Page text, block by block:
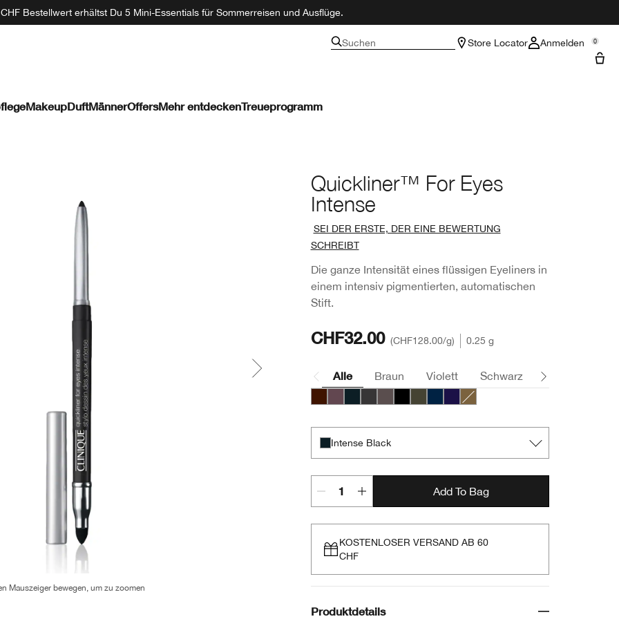
Bestellwert erhältst Du 5 Mini-Essentials für Sommerreisen und Ausflüge.
Suchen Store Locator Anmelden 0
MakeupDuftMännerOffersMehr entdeckenTreueprogramm
Quickliner™ For Eyes
Intense
SEI DER ERSTE, DER EINE BEWERTUNG
SCHREIBT
Die ganze Intensität eines flüssigen Eyeliners in
einem intensiv pigmentierten, automatischen
Stift.
Mauszeiger bewegen, um zu zoomen
CHF32.00 CHF128.00/g 0.25 g
Alle Braun Violett Schwarz Grau
Intense Black
Add To Bag
KOSTENLOSER VERSAND AB 60
CHF
Produktdetails